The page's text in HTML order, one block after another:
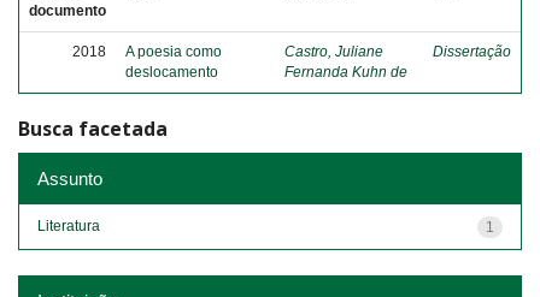
documento
2018
A poesia como
deslocamento
Castro, Juliane
Fernanda Kuhn de
Dissertação
Busca facetada
Assunto
1
Literatura